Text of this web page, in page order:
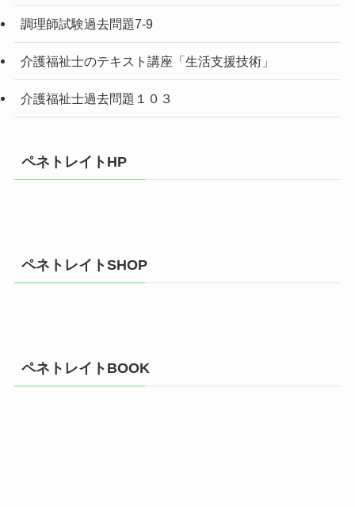
調理師試験過去問題7-9
介護福祉士のテキスト講座「生活支援技術」
介護福祉士過去問題１０３
ペネトレイトHP
ペネトレイトSHOP
ペネトレイトBOOK